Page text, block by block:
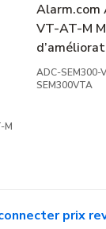
M
Alarm.com
VT-AT-M
double
ADC-SEM300-
SEM300VTA
prix